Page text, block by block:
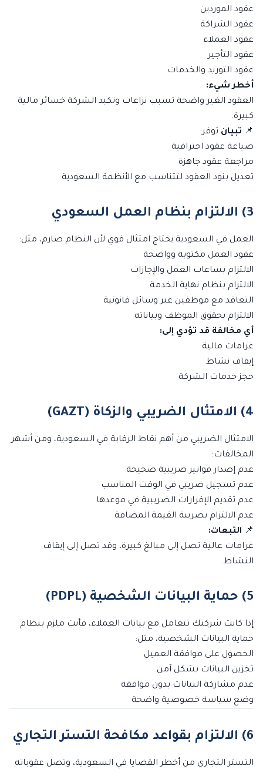
عقود الموردين
عقود الشراكة
عقود العملاء
عقود التأجير
عقود التوريد والخدمات
أخطر شيء:
العقود الغير واضحة تسبب نزاعات وتكبد الشركة خسائر مالية
كبيرة.
📌 تبيان توفر:
صياغة عقود احترافية
مراجعة عقود جاهزة
تعديل بنود العقود لتتناسب مع الأنظمة السعودية
3) الالتزام بنظام العمل السعودي
العمل في السعودية يحتاج امتثال قوي لأن النظام صارم، مثل:
عقود العمل مكتوبة وواضحة
الالتزام بساعات العمل والإجازات
الالتزام بنظام نهاية الخدمة
التعاقد مع موظفين عبر وسائل قانونية
الالتزام بحقوق الموظف وبياناته
أي مخالفة قد تؤدي إلى:
غرامات مالية
إيقاف نشاط
حجز خدمات الشركة
4) الامتثال الضريبي والزكاة (GAZT)
الامتثال الضريبي من أهم نقاط الرقابة في السعودية، ومن أشهر
المخالفات:
عدم إصدار فواتير ضريبية صحيحة
عدم تسجيل ضريبي في الوقت المناسب
عدم تقديم الإقرارات الضريبية في موعدها
عدم الالتزام بضريبة القيمة المضافة
📌 التبعات:
غرامات عالية تصل إلى مبالغ كبيرة، وقد تصل إلى إيقاف
النشاط.
5) حماية البيانات الشخصية (PDPL)
إذا كانت شركتك تتعامل مع بيانات العملاء، فأنت ملزم بنظام
حماية البيانات الشخصية، مثل:
الحصول على موافقة العميل
تخزين البيانات بشكل آمن
عدم مشاركة البيانات بدون موافقة
وضع سياسة خصوصية واضحة
6) الالتزام بقواعد مكافحة التستر التجاري
التستر التجاري من أخطر القضايا في السعودية، وتصل عقوباته